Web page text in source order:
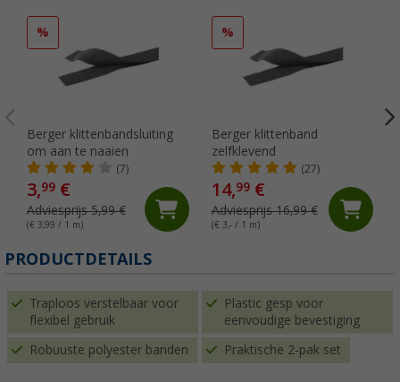
%
Berger klittenbandsluiting
om aan te naaien
(7)
3,99 €
Adviesprijs 5,99 €
(€ 3,99 / 1 m)
%
Berger klittenband
zelfklevend
(27)
14,99€
Adviesprijs 16,99 €
(€ 3,- / 1 m)
PRODUCTDETAILS
Traploos verstelbaar voor
flexibel gebruik
Plastic gesp voor
eenvoudige bevestiging
Robuuste polyester banden Praktische 2-pak set